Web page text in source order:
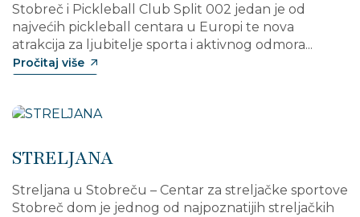
Stobreč i Pickleball Club Split 002 jedan je od
najvećih pickleball centara u Europi te nova
atrakcija za ljubitelje sporta i aktivnog odmora...
Pročitaj više
STRELJANA
Streljana u Stobreču – Centar za streljačke sportove
Stobreč dom je jednog od najpoznatijih streljačkih